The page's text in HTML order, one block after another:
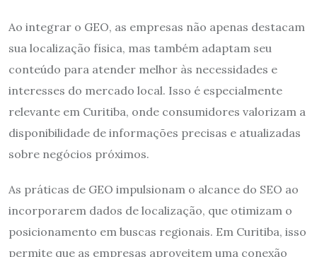
Ao integrar o GEO, as empresas não apenas destacam
sua localização física, mas também adaptam seu
conteúdo para atender melhor às necessidades e
interesses do mercado local. Isso é especialmente
relevante em Curitiba, onde consumidores valorizam a
disponibilidade de informações precisas e atualizadas
sobre negócios próximos.
As práticas de GEO impulsionam o alcance do SEO ao
incorporarem dados de localização, que otimizam o
posicionamento em buscas regionais. Em Curitiba, isso
permite que as empresas aproveitem uma conexão